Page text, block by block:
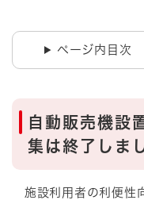
ページ内目次
自動販売機
集は終了しま
施設利用者の利便性